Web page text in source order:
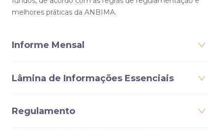
melhores práticas da ANBIMA.
Informe Mensal
Lâmina de Informações Essenciais
Regulamento